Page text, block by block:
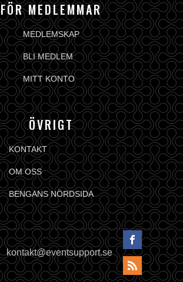
FÖR MEDLEMMAR
MEDLEMSKAP
BLI MEDLEM
MITT KONTO
ÖVRIGT
KONTAKT
OM OSS
BENGANS NÖRDSIDA
kontakt@eventsupport.se